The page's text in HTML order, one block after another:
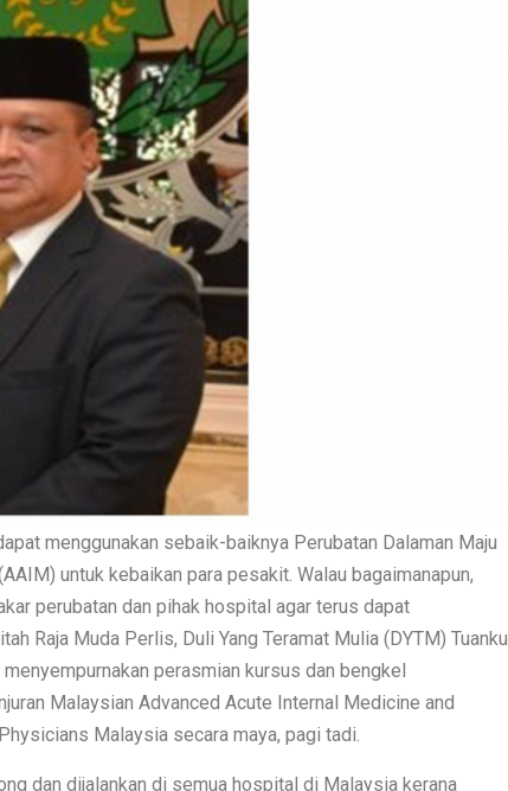
menggunakan sebaik-baiknya Perubatan Dalaman Maju
untuk kebaikan para pesakit. Walau bagaimanapun,
perubatan dan pihak hospital agar terus dapat
Raja Muda Perlis, Duli Yang Teramat Mulia (DYTM) Tuanku
perasmian kursus dan bengkel
Malaysian Advanced Acute Internal Medicine and
Malaysia secara maya, pagi tadi.
dan dijalankan di semua hospital di Malaysia kerana